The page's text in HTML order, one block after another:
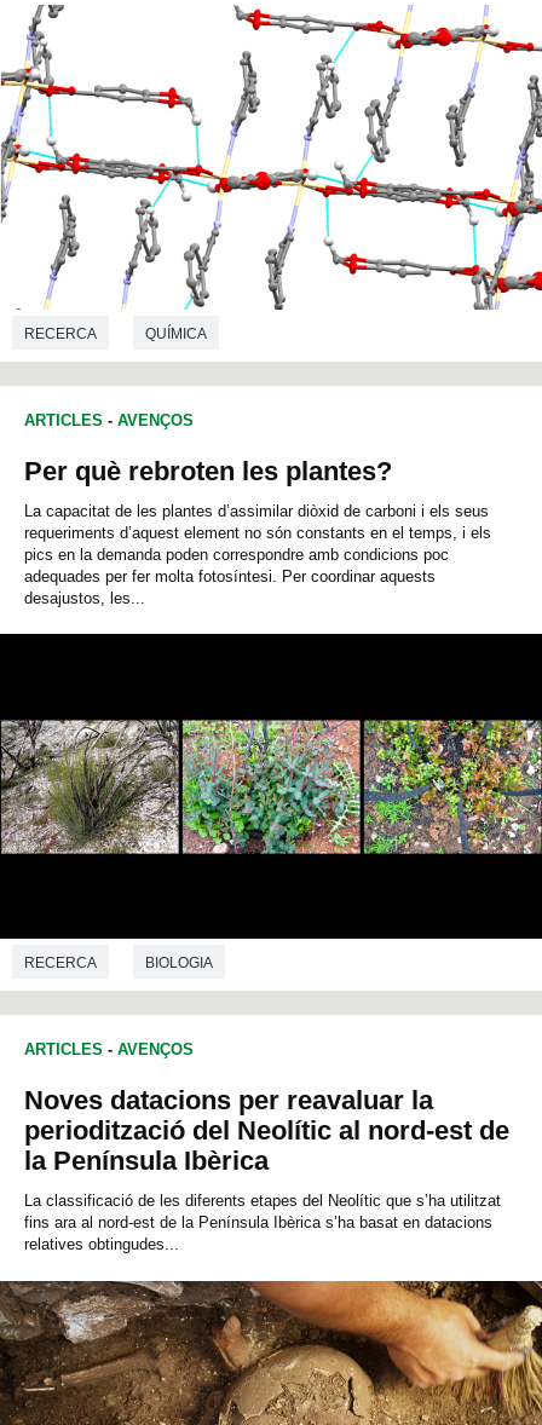
RECERCA QUÍMICA
ARTICLES - AVENÇOS
Per què rebroten les plantes?
La capacitat de les plantes d’assimilar diòxid de carboni i els seus
requeriments d’aquest element no són constants en el temps, i els
pics en la demanda poden correspondre amb condicions poc
adequades per fer molta fotosíntesi. Per coordinar aquests
desajustos, les...
RECERCA BIOLOGIA
ARTICLES - AVENÇOS
Noves datacions per reavaluar la
periodització del Neolític al nord-est de
la Península Ibèrica
La classificació de les diferents etapes del Neolític que s’ha utilitzat
fins ara al nord-est de la Península Ibèrica s’ha basat en datacions
relatives obtingudes...